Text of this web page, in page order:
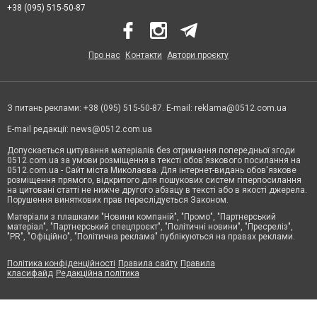
+38 (095) 515-50-87
Про нас Контакти Автори проєкту
З питань реклами: +38 (095) 515-50-87. E-mail: reklama@0512.com.ua
E-mail редакції: news@0512.com.ua
Допускається цитування матеріалів без отримання попередньої згоди
0512.com.ua за умови розміщення в тексті обов'язкового посилання на
0512.com.ua - Сайт міста Миколаєва. Для інтернет-видань обов'язкове
розміщення прямого, відкритого для пошукових систем гіперпосилання
на цитовані статті не нижче другого абзацу в тексті або в якості джерела.
Порушення виняткових прав переслідується Законом.
Матеріали з плашками "Новини компаній", "Промо", "Партнерський
матеріал", "Партнерський спецпроєкт", "Політичні новини", "Пресреліз",
"PR", "Офіційно", "Політична реклама" публікуються на правах реклами.
Політика конфіденційності Правила сайту Правила
класифайд Редакційна політика